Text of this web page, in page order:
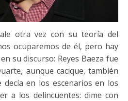
otra vez con su teoría del
ocuparemos de él, pero hay
su discurso: Reyes Baeza fue
aunque cacique, también
decía en los escenarios en los
a los delincuentes: dime con